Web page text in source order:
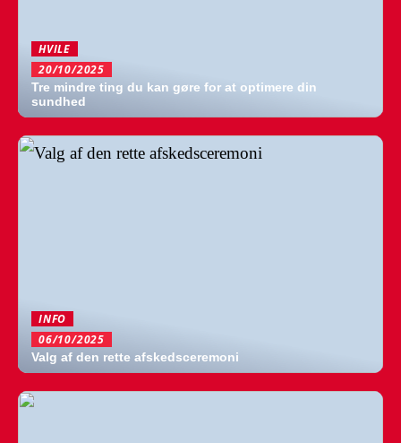
HVILE
20/10/2025
Tre mindre ting du kan gøre for at optimere din
sundhed
INFO
06/10/2025
Valg af den rette afskedsceremoni